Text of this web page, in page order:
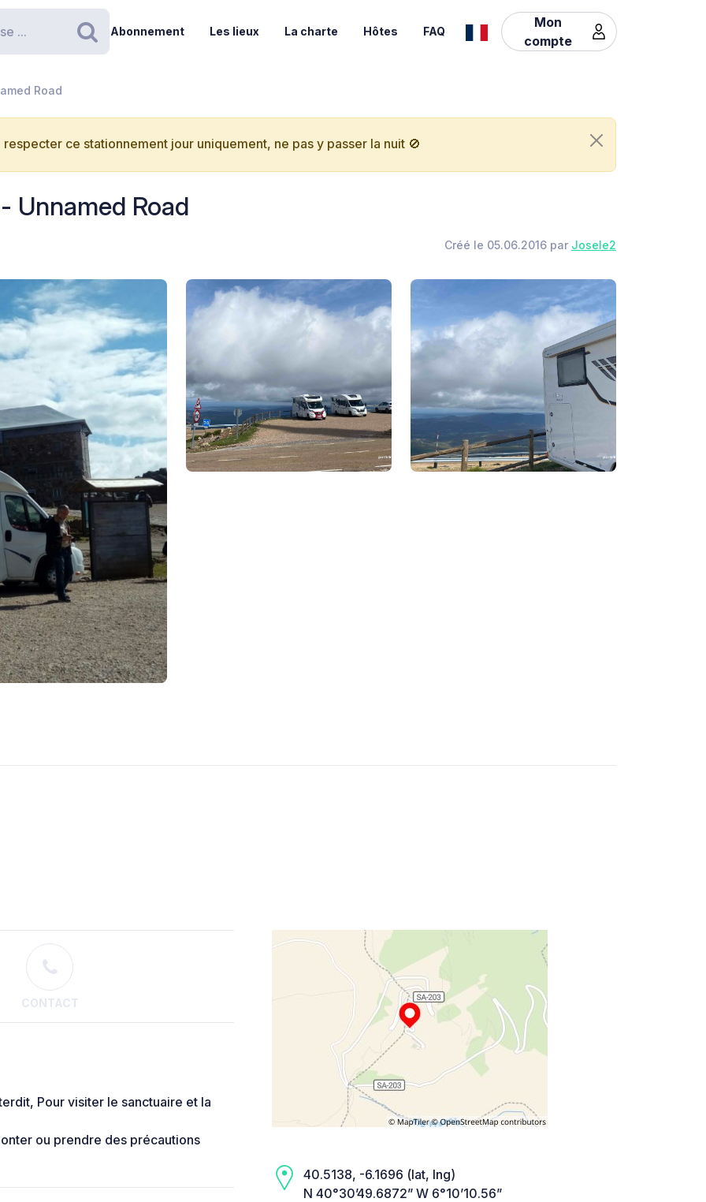
Rechercher
Abonnement Les lieux La charte Hôtes FAQ
Mon
compte
Road
ce stationnement jour uniquement, ne pas y passer la nuit 🚫
Unnamed Road
Créé le 05.06.2016 par Josele2
CONTACT
Pour visiter le sanctuaire et la
ou prendre des précautions
40.5138, -6.1696 (lat, lng)
N 40°30’49.6872” W 6°10’10.56”